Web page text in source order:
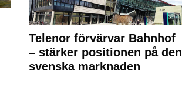
Telenor förvärvar Bahnhof
– stärker positionen på den
svenska marknaden